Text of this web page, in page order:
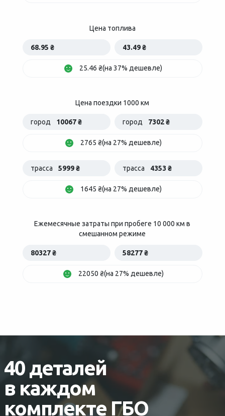
Цена топлива
68.95 ₴ 43.49 ₴
25.46 ₴(на 37% дешевле)
Цена поездки 1000 км
город 10067 ₴ город 7302 ₴
2765 ₴(на 27% дешевле)
трасса 5999 ₴ трасса 4353 ₴
1645 ₴(на 27% дешевле)
Ежемесячные затраты при пробеге 10 000 км в
смешанном режиме
80327 ₴ 58277 ₴
22050 ₴(на 27% дешевле)
40 деталей
в каждом
комплекте ГБО